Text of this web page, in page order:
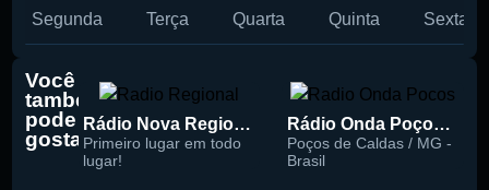
Segunda Terça Quarta Quinta Sexta
Você
também
pode
gostar
Rádio Nova Regional 91.5 FM
Primeiro lugar em todo
lugar!
Rádio Onda Poços 96.7 FM
Poços de Caldas / MG -
Brasil